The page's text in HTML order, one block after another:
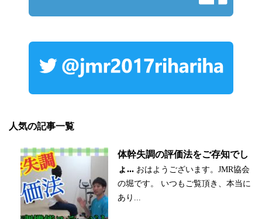
人気の記事一覧
体幹失調の評価法をご存知でし
ょ... おはようございます。JMR協会
の堀です。 いつもご覧頂き、本当に
あり...